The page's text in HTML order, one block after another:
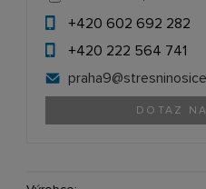
+420 602 692 282
+420 222 564 741
praha9@
DOTAZ